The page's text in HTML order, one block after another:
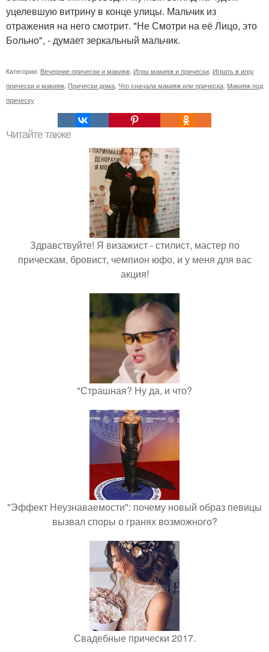
уцелевшую витрину в конце улицы. Мальчик из
отражения на него смотрит. "Не Смотри на её Лицо, это
Больно", - думает зеркальный мальчик.
Категории: Вечерние прически и макияж Игры макияж и прически Играть в игру
прически и макияж Прически дома Что сначала макияж или прическа Макияж под
прическу
Читайте также
Здравствуйте! Я визажист - стилист, мастер по
прическам, бровист, чемпион юфо, и у меня для вас
акция!
"Страшная? Ну да, и что?
"Эффект Неузнаваемости": почему новый образ певицы
вызвал споры о гранях возможного?
Свадебные прически 2017.